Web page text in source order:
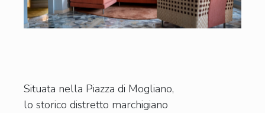
Situata nella Piazza di Mogliano,
lo storico distretto marchigiano